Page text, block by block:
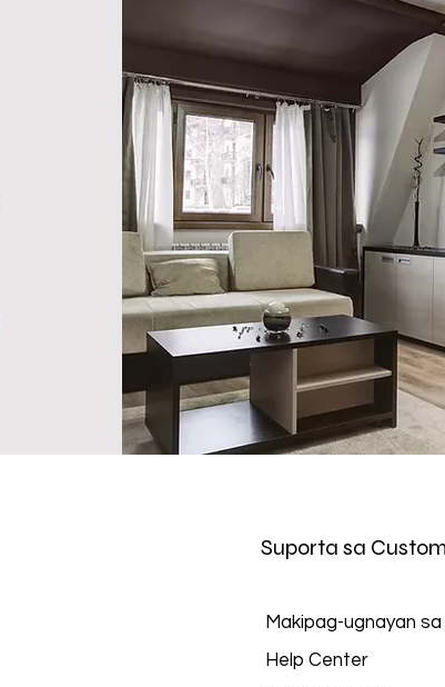
Suporta sa
Makipag-ugnayan
Help Center